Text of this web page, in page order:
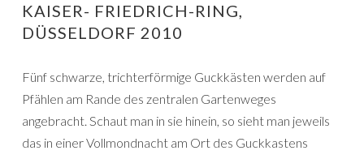
KAISER- FRIEDRICH-RING,
DÜSSELDORF 2010
Fünf schwarze, trichterförmige Guckkästen werden auf
Pfählen am Rande des zentralen Gartenweges
angebracht. Schaut man in sie hinein, so sieht man jeweils
das in einer Vollmondnacht am Ort des Guckkastens